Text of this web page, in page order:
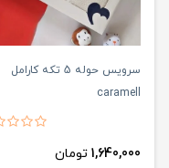
سرویس حوله 5 تکه کارامل
caramell
1,640,000 تومان